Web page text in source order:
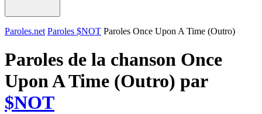
Paroles.net Paroles $NOT Paroles Once Upon A Time (Outro)
Paroles de la chanson Once
Upon A Time (Outro) par
$NOT